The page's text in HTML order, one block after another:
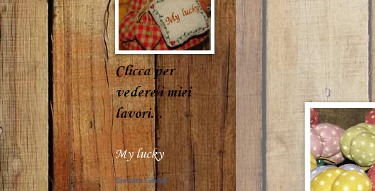
Clicca per
vedere i miei
lavori...
My lucky
Barbara Giannì